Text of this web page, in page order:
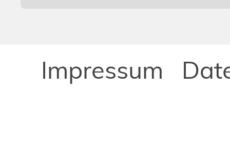
Impressum